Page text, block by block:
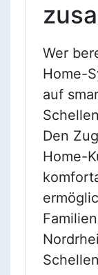
Wer
Home-
auf
Den
Home-